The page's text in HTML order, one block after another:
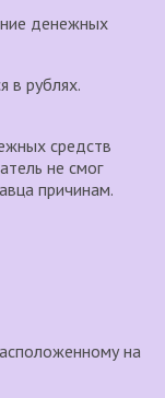
денежных
в рублях.
средств
не смог
причинам.
на